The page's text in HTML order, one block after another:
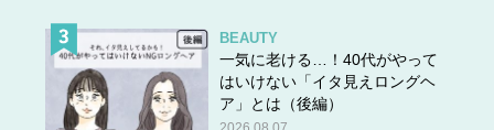
BEAUTY
一気に老ける…！40代がやって
はいけない「イタ見えロングヘ
ア」とは（後編）